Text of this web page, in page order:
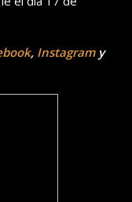
, Instagramy